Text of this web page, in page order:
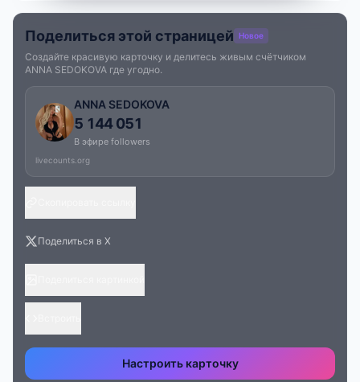
Поделиться этой страницей Новое
Создайте красивую карточку и делитесь живым счётчиком
ANNA SEDOKOVA где угодно.
ANNA SEDOKOVA
5 144 051
В эфире followers
livecounts.org
Поделиться в X
Настроить карточку